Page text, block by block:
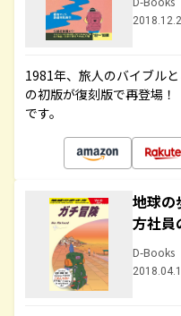
1981年、旅人のバイブル
の初版が復刻版で再登場
です。
地球の
方社員
D-Books